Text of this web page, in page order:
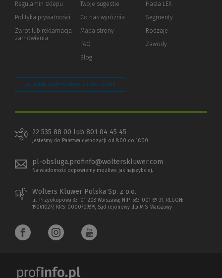
Regulamin sklepu
Polityka prywatności (Nowe
(Link
innej
Zwrot lub reklamacja
zamówienia
innej
strony)
Twoje sugestie
Co nas wyróżnia
Mapa strony
FAQ
Blog
Hasła LEX
Segmenty
Rodzaje
Zawody
Zarządzaj preferencjami plików cookie
22 535 88 00 lub 801 04 45 45
Jesteśmy do Państwa dyspozycji od 8:00 do 16:00
pl-obsluga.profinfo@wolterskluwer.com
Na wiadomość odpowiemy możliwe jak najszybciej.
Wolters Kluwer Polska Sp. z o.o.
ul. Przyokopowa 33, 01-208 Warszawa; NIP: 583-001-89-31, REGON:
190610277, KRS: 0000709879, Sąd rejonowy dla M.S. Warszawy